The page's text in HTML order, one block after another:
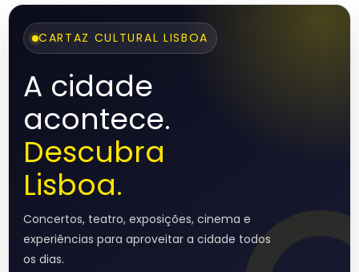
CARTAZ CULTURAL LISBOA
A cidade
acontece.
Descubra
Lisboa.
Concertos, teatro, exposições, cinema e
experiências para aproveitar a cidade todos
os dias.